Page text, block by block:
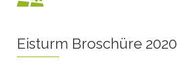
Eisturm Broschüre 2020